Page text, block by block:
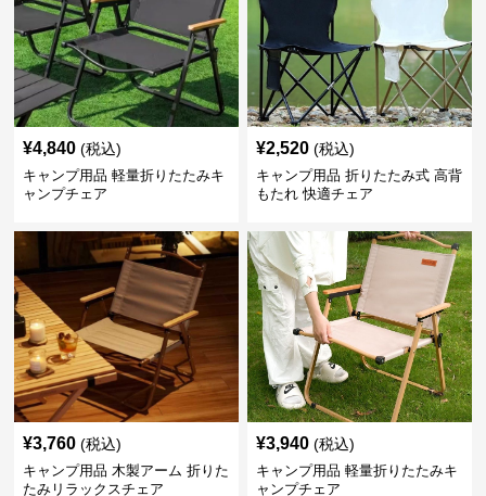
¥4,840 (税込)
キャンプ用品 軽量折りたたみキ
ャンプチェア
¥2,520 (税込)
キャンプ用品 折りたたみ式 高背
もたれ 快適チェア
¥3,760 (税込)
キャンプ用品 木製アーム 折りた
たみリラックスチェア
¥3,940 (税込)
キャンプ用品 軽量折りたたみキ
ャンプチェア